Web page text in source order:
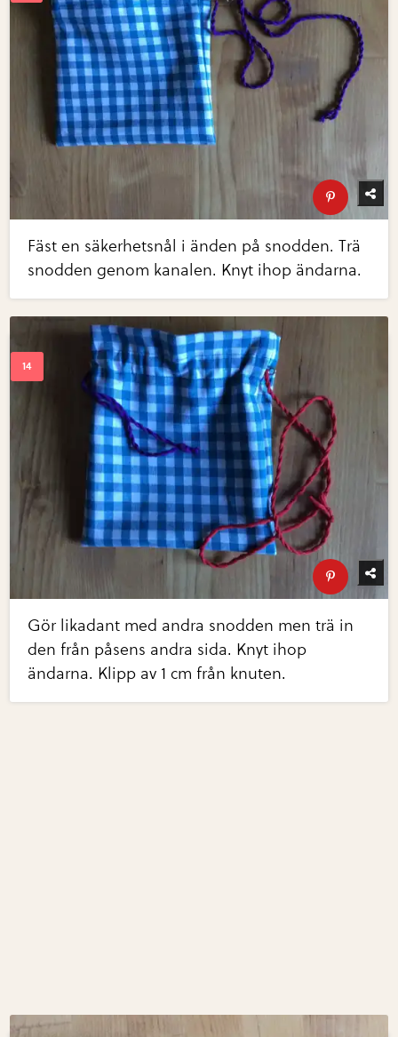
Fäst en säkerhetsnål i änden på snodden. Trä
snodden genom kanalen. Knyt ihop ändarna.
Gör likadant med andra snodden men trä in
den från påsens andra sida. Knyt ihop
ändarna. Klipp av 1 cm från knuten.